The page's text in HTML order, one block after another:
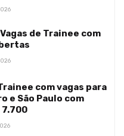
de Trainee com
com vagas para
e São Paulo com
7.700